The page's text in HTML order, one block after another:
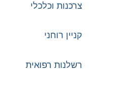
צרכנות וכלכלי
קניין רוחני
רשלנות רפואית